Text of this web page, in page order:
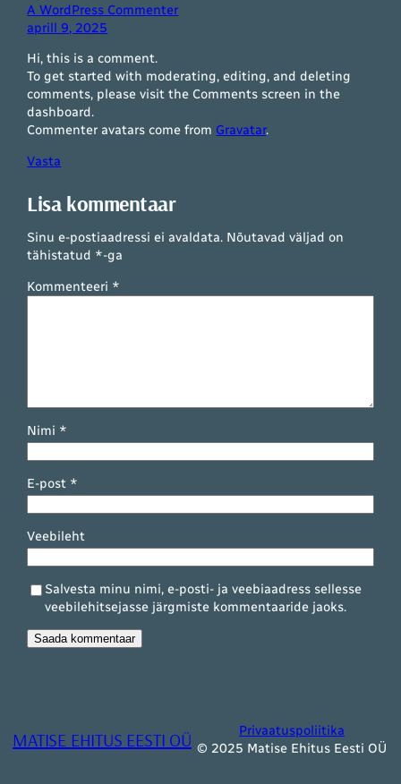
A WordPress Commenter
aprill 9, 2025
Hi, this is a comment.
To get started with moderating, editing, and deleting
comments, please visit the Comments screen in the
dashboard.
Commenter avatars come from Gravatar.
Vasta
Lisa kommentaar
Sinu e-postiaadressi ei avaldata. Nõutavad väljad on
tähistatud *-ga
Kommenteeri *
Nimi *
E-post *
Veebileht
Salvesta minu nimi, e-posti- ja veebiaadress sellesse
veebilehitsejasse järgmiste kommentaaride jaoks.
MATISE EHITUS EESTI OÜ
Privaatuspoliitika
© 2025 Matise Ehitus Eesti OÜ